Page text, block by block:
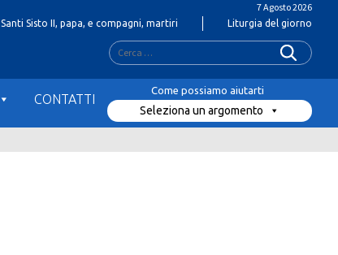
7 Agosto 2026
Santi Sisto II, papa, e compagni, martiri Liturgia del giorno
Ricerca
per:
CONTATTI
Seleziona un argomento